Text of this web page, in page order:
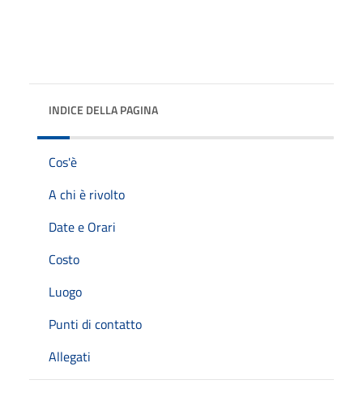
INDICE DELLA PAGINA
Cos'è
A chi è rivolto
Date e Orari
Costo
Luogo
Punti di contatto
Allegati